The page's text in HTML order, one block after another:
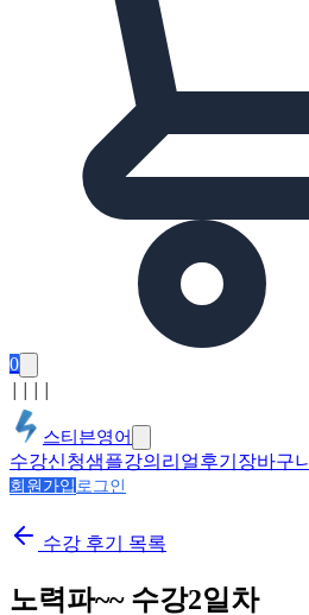
0
스티븐영어
수강신청샘플강의 리얼후기 장바구니
회원가입 로그인
수강 후기 목록
노력파~~ 수강2일차